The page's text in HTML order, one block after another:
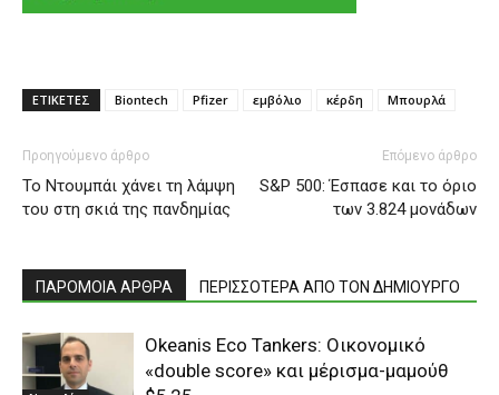
ΕΤΙΚΕΤΕΣ Biontech Pfizer εμβόλιο κέρδη Μπουρλά
Προηγούμενο άρθρο
To Nτουμπάι χάνει τη λάμψη
του στη σκιά της πανδημίας
Επόμενο άρθρο
S&P 500: Έσπασε και το όριο
των 3.824 μονάδων
ΠΑΡΟΜΟΙΑ ΑΡΘΡΑ ΠΕΡΙΣΣΟΤΕΡΑ ΑΠΟ ΤΟΝ ΔΗΜΙΟΥΡΓΟ
Okeanis Eco Tankers: Οικονομικό
«double score» και μέρισμα-μαμούθ